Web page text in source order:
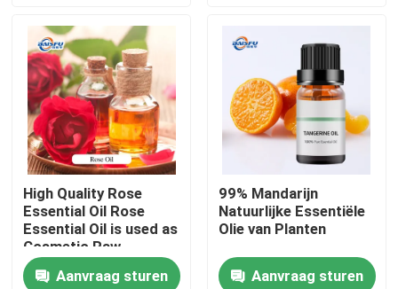
Video's
VR-show
Over ons
Fabriekstocht
Kwaliteitscontrole
grondstoffen
High Quality Rose
Essential Oil Rose
Essential Oil is used as
Cosmetic Raw
Material
Aanvraag sturen
99% Mandarijn
Natuurlijke Essentiële
Olie van Planten
Aanvraag sturen